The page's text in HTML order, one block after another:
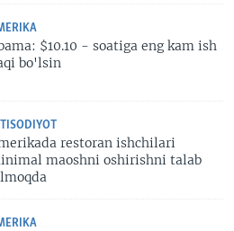
$10.10 - soatiga eng kam ish
bo'lsin
restoran ishchilari
maoshni oshirishni talab